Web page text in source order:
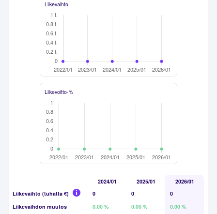
Liikevaihto
Liikevoitto-%
2024/01 2025/01
2026/01
Liikevaihto (tuhatta €)
0 0
0
Liikevaihdon muutos
0.00 % 0.00 %
0.00 %